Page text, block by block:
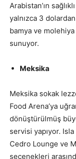
Arabistan’ın
yalnızca 3
bamya ve
sunuyor.
Meksika
Meksika sokak
Food Arena’ya
dönüştürülmüş
servisi yapıyor.
Cedro Lounge ve
seçenekleri